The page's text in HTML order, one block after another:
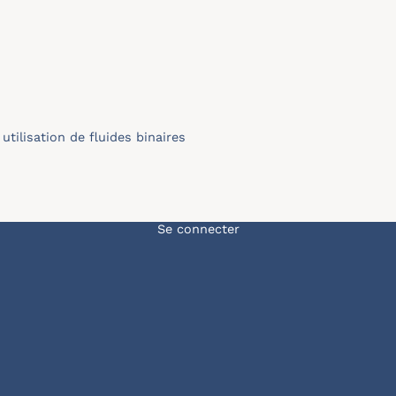
de ﬂuides binaires
Menu du compte de
Se connecter